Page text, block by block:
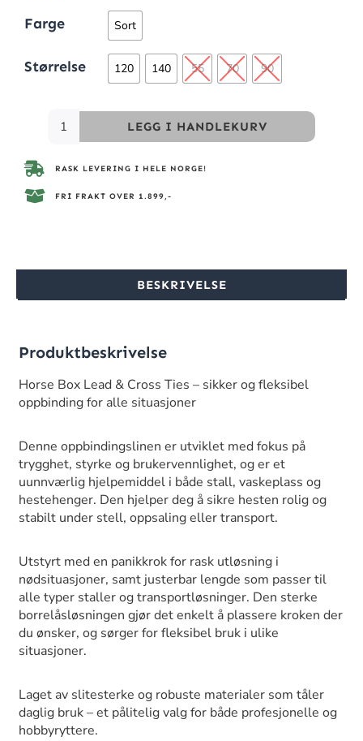
Farge Sort
Størrelse 120 140 55 70 90
LEGG I HANDLEKURV
RASK LEVERING I HELE NORGE!
FRI FRAKT OVER 1.899,-
BESKRIVELSE
Produktbeskrivelse
Horse Box Lead & Cross Ties – sikker og fleksibel
oppbinding for alle situasjoner
Denne oppbindingslinen er utviklet med fokus på
trygghet, styrke og brukervennlighet, og er et
uunnværlig hjelpemiddel i både stall, vaskeplass og
hestehenger. Den hjelper deg å sikre hesten rolig og
stabilt under stell, oppsaling eller transport.
Utstyrt med en panikkrok for rask utløsning i
nødsituasjoner, samt justerbar lengde som passer til
alle typer staller og transportløsninger. Den sterke
borrelåsløsningen gjør det enkelt å plassere kroken der
du ønsker, og sørger for fleksibel bruk i ulike
situasjoner.
Laget av slitesterke og robuste materialer som tåler
daglig bruk – et pålitelig valg for både profesjonelle og
hobbyryttere.